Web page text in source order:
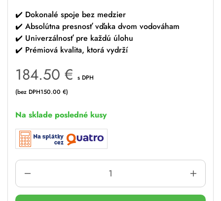
✔️ Dokonalé spoje bez medzier
✔️ Absolútna presnosť vďaka dvom vodováham
✔️ Univerzálnosť pre každú úlohu
✔️ Prémiová kvalita, ktorá vydrží
184.50 € s DPH
(bez DPH150.00 €)
Na sklade posledné kusy